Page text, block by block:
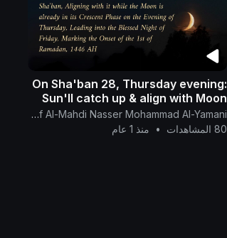
On Sha'ban 28, Thursday evening:
Sun'll catch up & align with Moon
while crescent, marking 1st
Ramadan 1446
The English Channel Of Al-Mahdi Nasser Mohammad Al-Yamani
80 المشاهدات
• منذ 1 عام